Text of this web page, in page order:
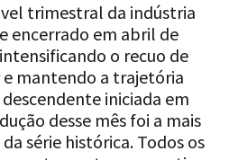
trimestral da indústria
encerrado em abril de
o recuo de
mantendo a trajetória
iniciada em
desse mês foi a mais
série histórica. Todos os